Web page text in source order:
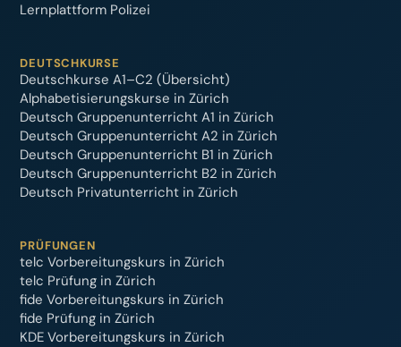
Lernplattform Polizei
DEUTSCHKURSE
Deutschkurse A1–C2 (Übersicht)
Alphabetisierungskurse in Zürich
Deutsch Gruppenunterricht A1 in Zürich
Deutsch Gruppenunterricht A2 in Zürich
Deutsch Gruppenunterricht B1 in Zürich
Deutsch Gruppenunterricht B2 in Zürich
Deutsch Privatunterricht in Zürich
PRÜFUNGEN
telc Vorbereitungskurs in Zürich
telc Prüfung in Zürich
fide Vorbereitungskurs in Zürich
fide Prüfung in Zürich
KDE Vorbereitungskurs in Zürich